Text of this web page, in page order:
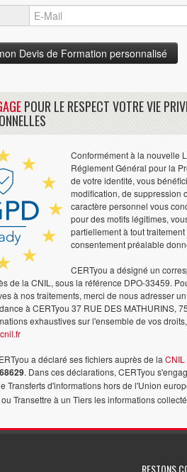
POUR LE RESPECT VOTRE VIE
Conformément à la nouvelle
Réglement Général pour la
de votre identité, vous
modification, de suppression
caractère personnel vous
pour des motifs légitimes,
partiellement à tout
consentement préalable
CERTyou a désigné un
de la CNIL, sous la référence DPO-33459.
à nos traitements, merci de nous adresser
à CERTyou 37 RUE DES MATHURINS,
exhaustives sur l'ensemble de vos
a déclaré ses fichiers auprès de la CNIL
. Dans ces déclarations, CERTyou
Transferts d'informations hors de l'Union
Transettre à un Tiers les informations
RESTONS